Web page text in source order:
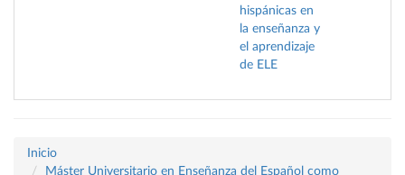
hispánicas en
la enseñanza y
el aprendizaje
de ELE
Inicio
Máster Universitario en Enseñanza del Español como